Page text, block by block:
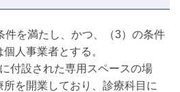
件を満たし、かつ、（3）の条件
人事業者とする。
付設された専用スペースの場
を開業しており、診療科目に